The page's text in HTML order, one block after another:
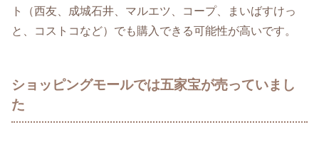
ト（西友、成城石井、マルエツ、コープ、まいばすけっ
と、コストコなど）でも購入できる可能性が高いです。
ショッピングモールでは五家宝が売っていまし
た